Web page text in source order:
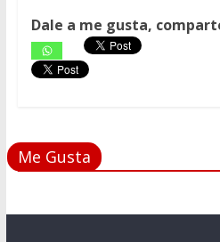
Dale a me gusta,
Me Gusta